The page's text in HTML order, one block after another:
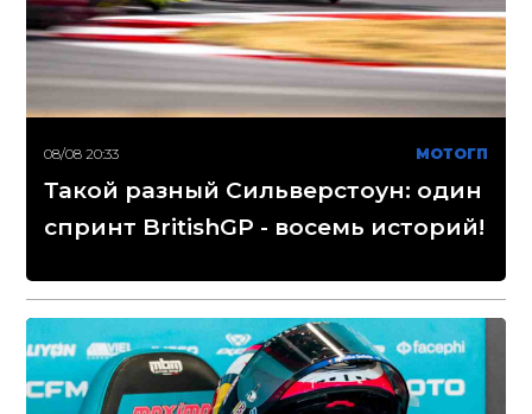
08/08 20:33 МОТОГП
Такой разный Сильверстоун: один
спринт BritishGP - восемь историй!